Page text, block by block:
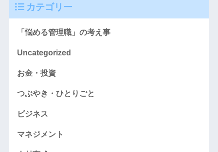
カテゴリー
「悩める管理職」の考え事
Uncategorized
お金・投資
つぶやき・ひとりごと
ビジネス
マネジメント